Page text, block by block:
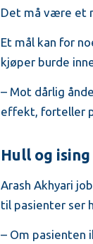
Det må være et
Et mål kan for
kjøper burde
– Mot dårlig
effekt, forteller
Hull og ising
Arash Akhyari
til pasienter ser
– Om pasienten